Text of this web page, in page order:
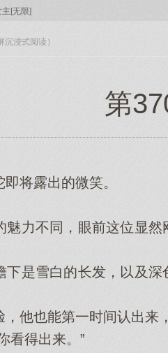
[无限]
沉浸式阅读）
第
将露出的微笑。
不同，眼前这位显然
雪白的长发，以及深
也能第一时间认出来，
得出来。”